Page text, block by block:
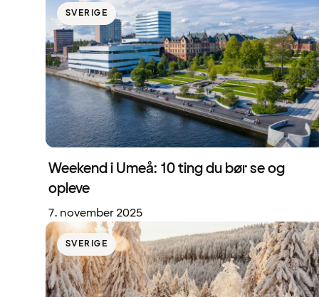
SVERIGE
Weekend i Umeå: 10 ting du bør se og
opleve
7. november 2025
SVERIGE